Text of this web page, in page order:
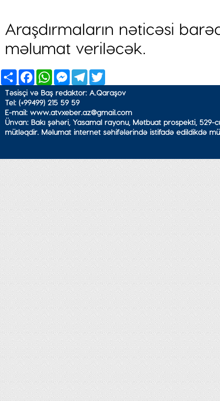
Araşdırmaların nəticəsi
məlumat veriləcək.
ShareFacebookWhatsApp
Messenger
Telegram
Təsisçi və Baş redaktor: A.Qaraşov
Tel: (+99499) 215 59 59
E-mail: www.atvxeber.az@gmail.com
Ünvan: Bakı şəhəri, Yasamal rayonu, Mətbuat prospekti,
mütləqdir. Məlumat internet səhifələrində istifadə edildikdə